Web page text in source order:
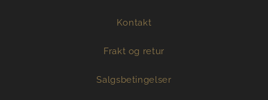
Kontakt
Frakt og retur
Salgsbetingelser